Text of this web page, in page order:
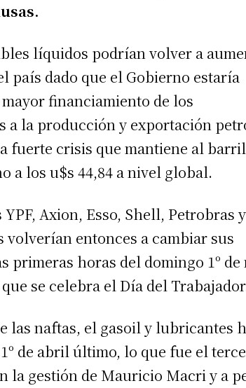
líquidos podrían volver a
país dado que el Gobierno estaría
financiamiento de los
a la producción y exportación
fuerte crisis que mantiene al
a los u$s 44,84 a nivel global.
YPF, Axion, Esso, Shell, Petrobras
volverían entonces a cambiar sus
primeras horas del domingo 1º de
se celebra el Día del
las naftas, el gasoil y lubricantes
de abril último, lo que fue el
la gestión de Mauricio Macri y a